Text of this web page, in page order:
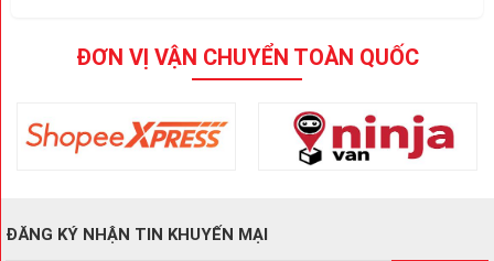
ĐƠN VỊ VẬN CHUYỂN TOÀN QUỐC
ĐĂNG KÝ NHẬN TIN KHUYẾN MẠI